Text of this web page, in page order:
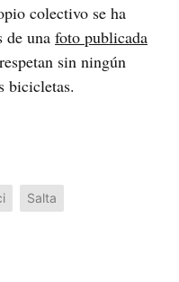
colectivo se ha
de una foto publicada
sin ningún
bicicletas.
Salta